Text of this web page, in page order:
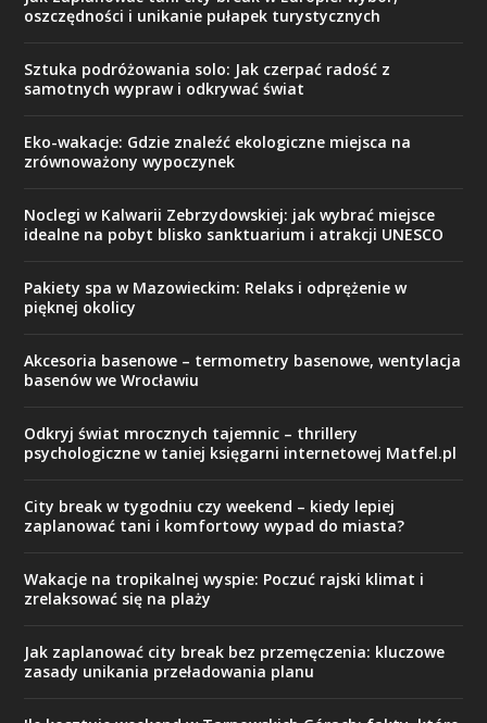
oszczędności i unikanie pułapek turystycznych
Sztuka podróżowania solo: Jak czerpać radość z
samotnych wypraw i odkrywać świat
Eko-wakacje: Gdzie znaleźć ekologiczne miejsca na
zrównoważony wypoczynek
Noclegi w Kalwarii Zebrzydowskiej: jak wybrać miejsce
idealne na pobyt blisko sanktuarium i atrakcji UNESCO
Pakiety spa w Mazowieckim: Relaks i odprężenie w
pięknej okolicy
Akcesoria basenowe – termometry basenowe, wentylacja
basenów we Wrocławiu
Odkryj świat mrocznych tajemnic – thrillery
psychologiczne w taniej księgarni internetowej Matfel.pl
City break w tygodniu czy weekend – kiedy lepiej
zaplanować tani i komfortowy wypad do miasta?
Wakacje na tropikalnej wyspie: Poczuć rajski klimat i
zrelaksować się na plaży
Jak zaplanować city break bez przemęczenia: kluczowe
zasady unikania przeładowania planu